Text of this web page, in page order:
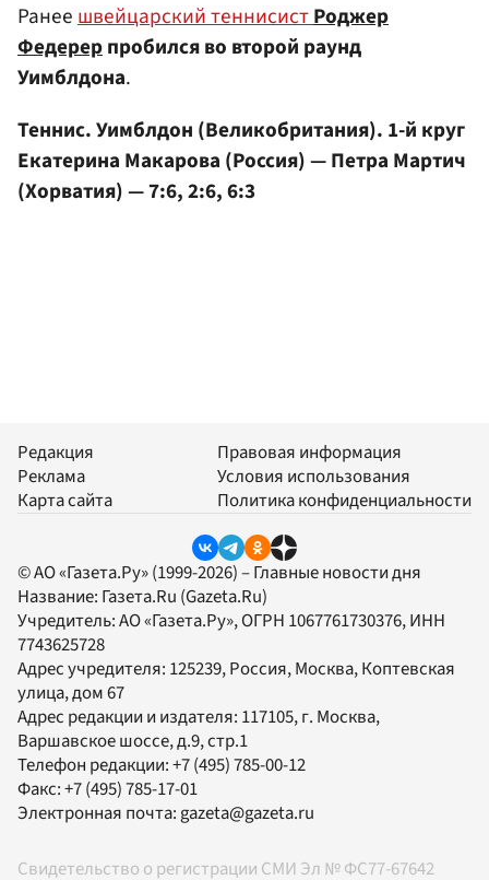
Ранеешвейцарский теннисистРоджер
Федерерпробился во второй раунд
Уимблдона.
Теннис. Уимблдон (Великобритания). 1-й круг
Екатерина Макарова (Россия) — Петра Мартич
(Хорватия) — 7:6, 2:6, 6:3
Редакция
Реклама
Карта сайта
Правовая информация
Условия использования
Политика конфиденциальности
© АО «Газета.Ру» (1999-2026) – Главные новости дня
Название: Газета.Ru (Gazeta.Ru)
Учредитель:АО «Газета.Ру», ОГРН 1067761730376, ИНН
7743625728
Адрес учредителя: 125239, Россия, Москва, Коптевская
улица, дом 67
Адрес редакции и издателя: 117105, г. Москва,
Варшавское шоссе, д.9, стр.1
Телефон редакции:+7 (495) 785-00-12
Факс:+7 (495) 785-17-01
Электронная почта:gazeta@gazeta.ru
Свидетельство о регистрации СМИ Эл № ФС77-67642